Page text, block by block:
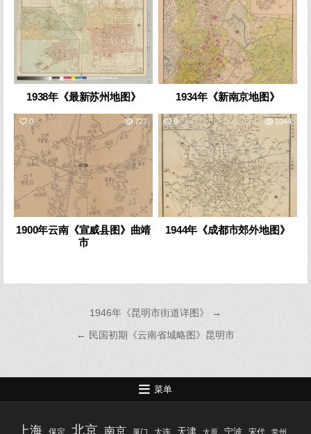
1938年《最新苏州地图》 1934年《新南京地图》
0 727
1900年云南《宣威县图》曲靖
市
0 1044
1944年《成都市郊外地图》
航
1946年《昆明市街道详图》 →
← 民国初期《云南省城略图》昆明市
菜单
上海 北京 南京 厦门 天津 太原 宁波 常州